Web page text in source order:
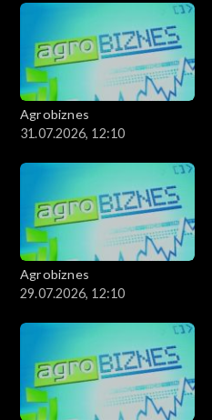
Agrobiznes
31.07.2026, 12:10
Agrobiznes
29.07.2026, 12:10